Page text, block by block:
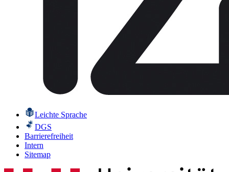
Leichte Sprache
DGS
Barrierefreiheit
Intern
Sitemap